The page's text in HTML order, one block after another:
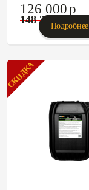
126 000p
148 235
Подробнее
СКИДКА